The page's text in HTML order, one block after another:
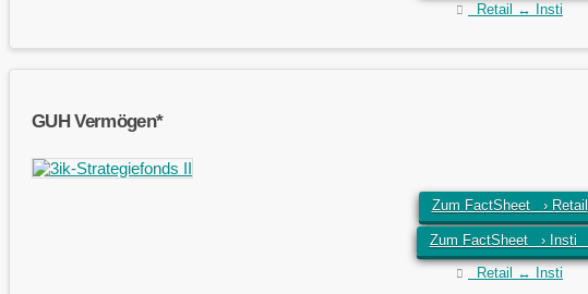
Retail ↔ Insti
GUH Vermögen*
Zum FactSheet › Retail
Zum FactSheet › Insti
Retail ↔ Insti